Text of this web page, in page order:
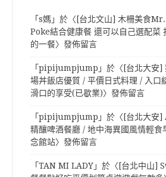
「s媽 」於〈 [台北文山] 木柵美食
Poke結合健康餐 還可以自己選配菜
的一餐〉發佈留言
「pipijumpjump 」於〈 [台北大安]
場丼飯店優質 / 平價日式料理 / 入口
滑口的享受(已歇業)〉發佈留言
「pipijumpjump 」於〈 [台北大安]
精釀啤酒餐廳 / 地中海異國風情輕食
念館站〉發佈留言
「TAN MI LADY」於〈 [台北中山]